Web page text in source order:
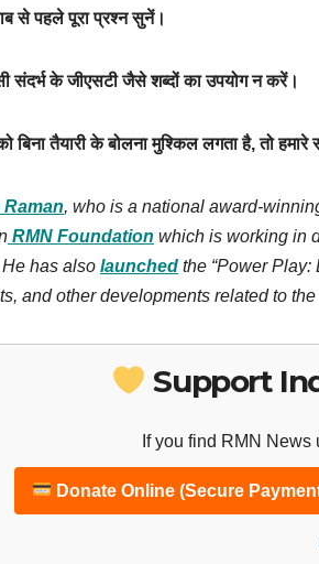
से पहले पूरा प्रश्न सुनें।
संदर्भ के जीएसटी जैसे शब्दों का उपयोग न करें।
बिना तैयारी के बोलना मुश्किल लगता है, तो हमारे
, who is a national award-
RMN Foundation which is working in
has also launched the “Power
and other developments related to
Support
If you find RMN
Donate Online (Secure